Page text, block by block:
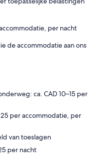
per nacht
de accommodatie aan ons
ca. CAD 10–15 per
per accommodatie, per
van toeslagen
per nacht